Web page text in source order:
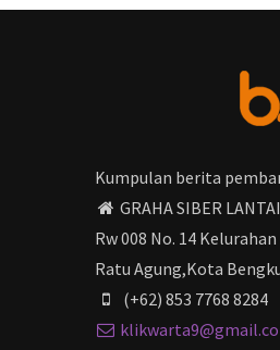
Kumpulan berita
GRAHA SIBER
Rw 008 No. 14
Ratu Agung,Kota
(+62) 853 7768 8284